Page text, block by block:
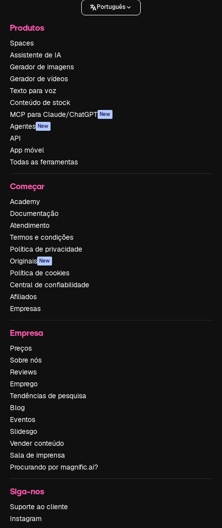
Português
Produtos
Spaces
Assistente de IA
Gerador de imagens
Gerador de vídeos
Texto para voz
Conteúdo de stock
MCP para Claude/ChatGPT New
Agentes New
API
App móvel
Todas as ferramentas
Começar
Academy
Documentação
Atendimento
Termos e condições
Política de privacidade
Originais New
Política de cookies
Central de confiabilidade
Afiliados
Empresas
Empresa
Preços
Sobre nós
Reviews
Emprego
Tendências de pesquisa
Blog
Eventos
Slidesgo
Vender conteúdo
Sala de imprensa
Procurando por magnific.ai?
Siga-nos
Suporte ao cliente
Instagram